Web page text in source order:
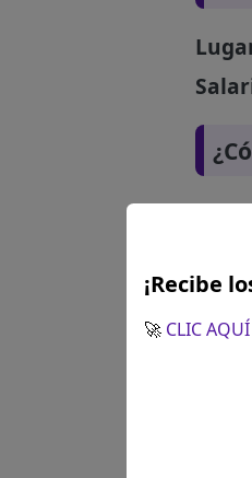
¡Recibe
🚀 CLIC